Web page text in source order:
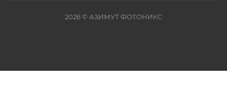
2026© АЗИМУТ ФОТОНИКС